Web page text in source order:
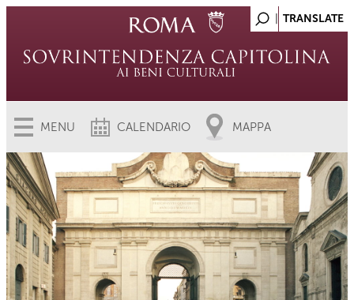
MENU CALENDARIO MAPPA